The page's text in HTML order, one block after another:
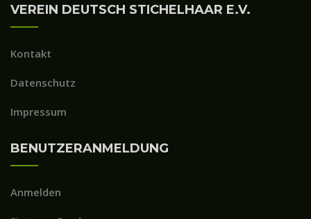
VEREIN DEUTSCH STICHELHAAR E.V.
Kontakt
Datenschutz
Impressum
BENUTZERANMELDUNG
Anmelden